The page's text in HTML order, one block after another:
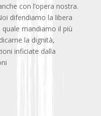
con l’opera nostra.
difendiamo la libera
mandiamo il più
la dignità,
inficiate dalla